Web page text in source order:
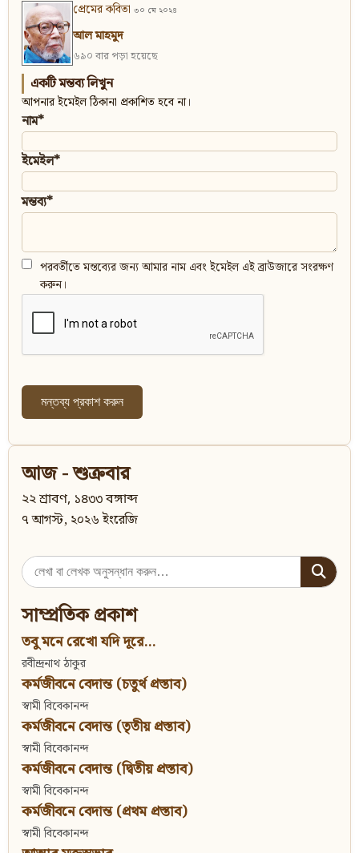
প্রেমের কবিতা ৩০ মে ২০২৪
আল মাহমুদ
৬৯০ বার পড়া হয়েছে
একটি মন্তব্য লিখুন
আপনার ইমেইল ঠিকানা প্রকাশিত হবে না।
নাম*
ইমেইল*
মন্তব্য*
পরবর্তীতে মন্তব্যের জন্য আমার নাম এবং ইমেইল এই ব্রাউজারে সংরক্ষণ
করুন।
আজ - শুক্রবার
২২ শ্রাবণ, ১৪৩৩ বঙ্গাব্দ
৭ আগস্ট, ২০২৬ ইংরেজি
Search
for:
সাম্প্রতিক প্রকাশ
তবু মনে রেখো যদি দূরে...
রবীন্দ্রনাথ ঠাকুর
কর্মজীবনে বেদান্ত (চতুর্থ প্রস্তাব)
স্বামী বিবেকানন্দ
কর্মজীবনে বেদান্ত (তৃতীয় প্রস্তাব)
স্বামী বিবেকানন্দ
কর্মজীবনে বেদান্ত (দ্বিতীয় প্রস্তাব)
স্বামী বিবেকানন্দ
কর্মজীবনে বেদান্ত (প্রথম প্রস্তাব)
স্বামী বিবেকানন্দ